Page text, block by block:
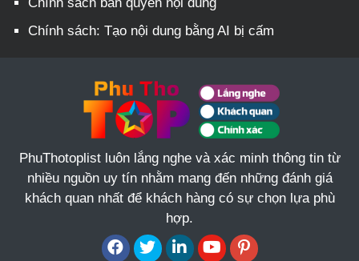
Chính sách: Tạo nội dung bằng AI bị cấm
PhuThotoplist luôn lắng nghe và xác minh thông tin từ
nhiều nguồn uy tín nhằm mang đến những đánh giá
khách quan nhất để khách hàng có sự chọn lựa phù
hợp.